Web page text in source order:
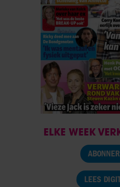
ELKE WEEK
LEES